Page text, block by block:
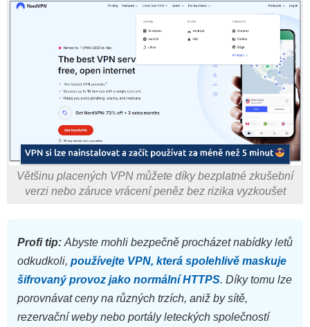
Většinu placených VPN můžete díky bezplatné zkušební
verzi nebo záruce vrácení peněz bez rizika vyzkoušet
Profi tip: Abyste mohli bezpečně procházet nabídky letů
odkudkoli, používejte VPN, která spolehlivě maskuje
šifrovaný provoz jako normální HTTPS. Díky tomu lze
porovnávat ceny na různých trzích, aniž by sítě,
rezervační weby nebo portály leteckých společností